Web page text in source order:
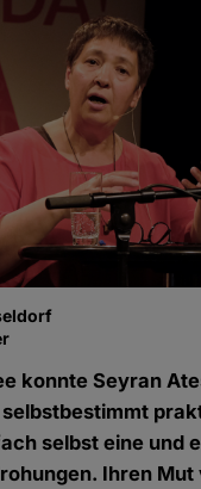
konnte Seyran
selbst eine und
Ihren